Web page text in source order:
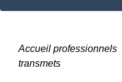
Accueil professionnels
transmets